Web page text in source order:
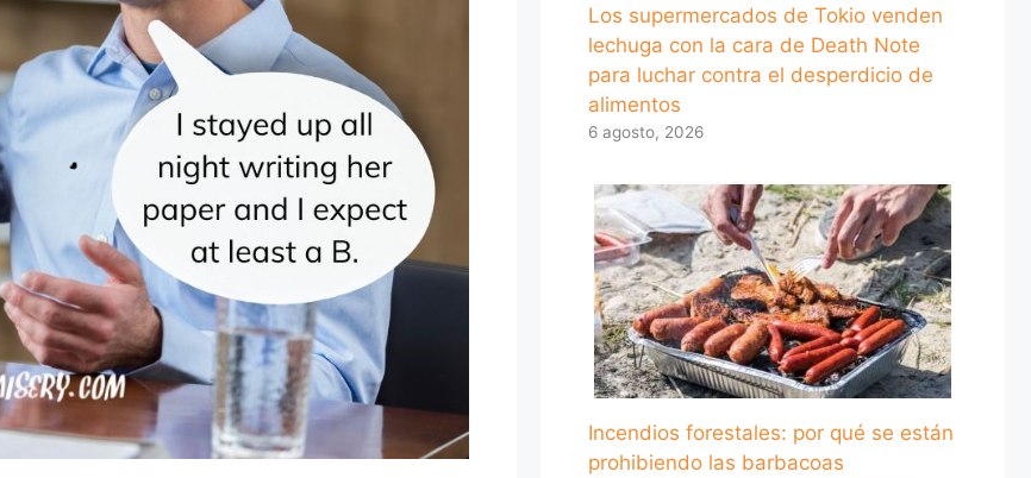
Los supermercados de Tokio venden
lechuga con la cara de Death Note
para luchar contra el desperdicio de
alimentos
6 agosto, 2026
Incendios forestales: por qué se están
prohibiendo las barbacoas